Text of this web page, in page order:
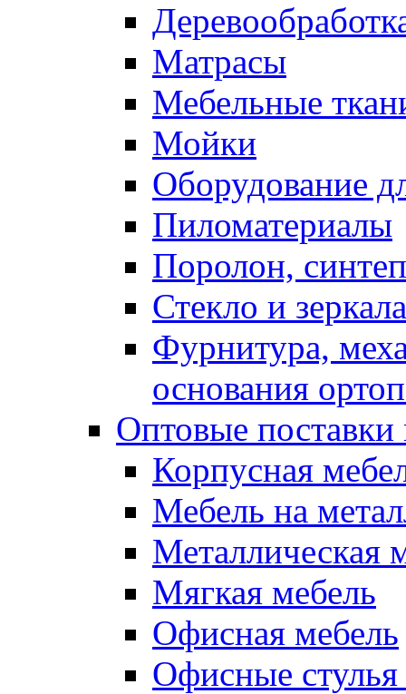
Матрасы
Мебельные
Мойки
Оборудование
Пиломатериалы
Поролон,
Стекло и зеркала
Фурнитура,
основания
Оптовые поставки
Корпусная
Мебель на
Металлическая
Мягкая мебель
Офисная мебель
Офисные стулья